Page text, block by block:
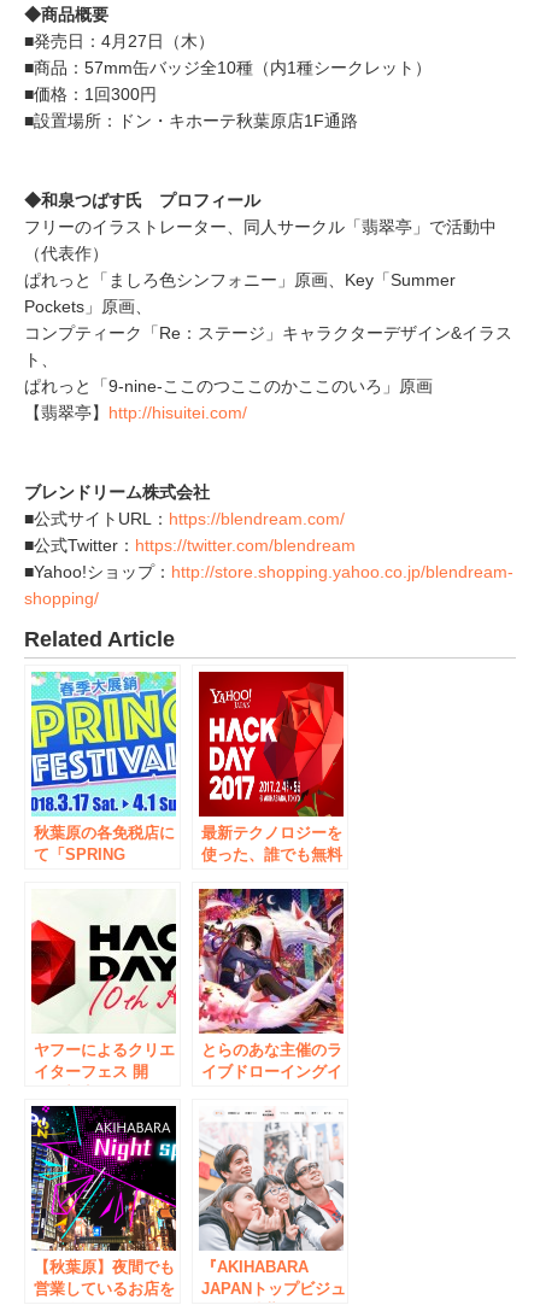
◆商品概要
■発売日：4月27日（木）
■商品：57mm缶バッジ全10種（内1種シークレット）
■価格：1回300円
■設置場所：ドン・キホーテ秋葉原店1F通路
◆和泉つばす氏 プロフィール
フリーのイラストレーター、同人サークル「翡翠亭」で活動中
（代表作）
ぱれっと「ましろ色シンフォニー」原画、Key「Summer
Pockets」原画、
コンプティーク「Re：ステージ」キャラクターデザイン&イラス
ト、
ぱれっと「9-nine-ここのつここのかここのいろ」原画
【翡翠亭】 http://hisuitei.com/
ブレンドリーム株式会社
■公式サイトURL： https://blendream.com/
■公式Twitter： https://twitter.com/blendream
■Yahoo!ショップ： http://store.shopping.yahoo.co.jp/blendream-
shopping/
Related Article
秋葉原の各免税店に
て「SPRING
催！
最新テクノロジーを
使った、誰でも無料
ラクションもご用
意！ 日本最大級の
ハッカソン
『Yahoo! JAPAN
Hack Day 2017』2
月4日（土）～2月5
日（日）に開催!!
ヤフーによるクリエ
イターフェス 開
ションも
とらのあな主催のラ
イブドローイングイ
「AKIBAPOP
LIVE:4」が、2017
年10月28日（土）、
ゲストにイラストレ
ーター「藤ちょこ」
氏を招き、秋葉原で
開催！
【秋葉原】夜間でも
営業しているお店を
『AKIHABARA
JAPANトップビジュ